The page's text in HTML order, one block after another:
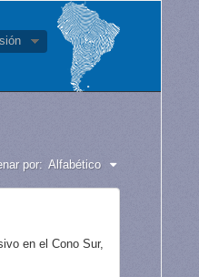
por: Alfabético
en el Cono Sur,